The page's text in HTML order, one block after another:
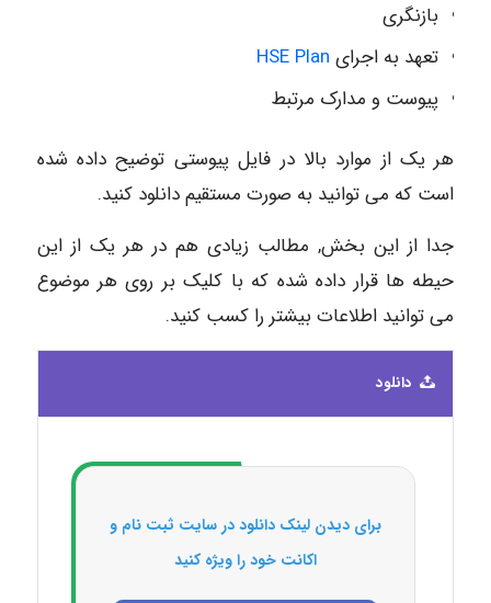
بازنگری
تعهد به اجرای HSE Plan
پیوست و مدارک مرتبط
هر یک از موارد بالا در فایل پیوستی توضیح داده شده
است که می توانید به صورت مستقیم دانلود کنید.
جدا از این بخش, مطالب زیادی هم در هر یک از این
حیطه ها قرار داده شده که با کلیک بر روی هر موضوع
می توانید اطلاعات بیشتر را کسب کنید.
دانلود
برای دیدن لینک دانلود در سایت ثبت نام و
اکانت خود را ویژه کنید